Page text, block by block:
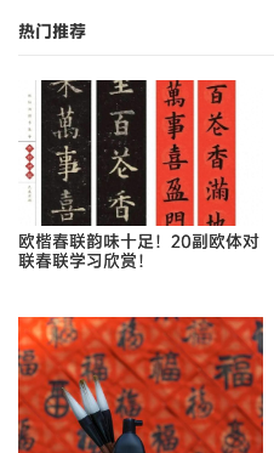
热门推荐
欧楷春联韵味十足！20副欧体对
联春联学习欣赏！